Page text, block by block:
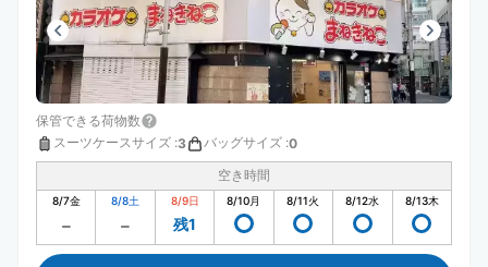
保管できる荷物数
スーツケースサイズ :3 バッグサイズ :0
空き時間
8/7金 8/8土 8/9日
残1
8/10月 8/11火 8/12水 8/13木